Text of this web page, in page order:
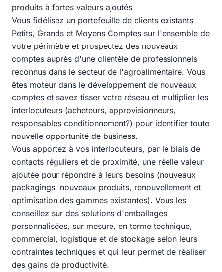
produits à fortes valeurs ajoutés
Vous fidélisez un portefeuille de clients existants
Petits, Grands et Moyens Comptes sur l'ensemble de
votre périmètre et prospectez des nouveaux
comptes auprès d'une clientèle de professionnels
reconnus dans le secteur de l'agroalimentaire. Vous
êtes moteur dans le développement de nouveaux
comptes et savez tisser votre réseau et multiplier les
interlocuteurs (acheteurs, approvisionneurs,
responsables conditionnement?) pour identifier toute
nouvelle opportunité de business.
Vous apportez à vos interlocuteurs, par le biais de
contacts réguliers et de proximité, une réelle valeur
ajoutée pour répondre à leurs besoins (nouveaux
packagings, nouveaux produits, renouvellement et
optimisation des gammes existantes). Vous les
conseillez sur des solutions d'emballages
personnalisées, sur mesure, en terme technique,
commercial, logistique et de stockage selon leurs
contraintes techniques et qui leur permet de réaliser
des gains de productivité.